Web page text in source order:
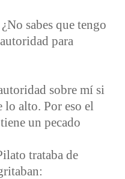
sabes que tengo
para
sobre mí si
lo alto. Por eso el
un pecado
trataba de